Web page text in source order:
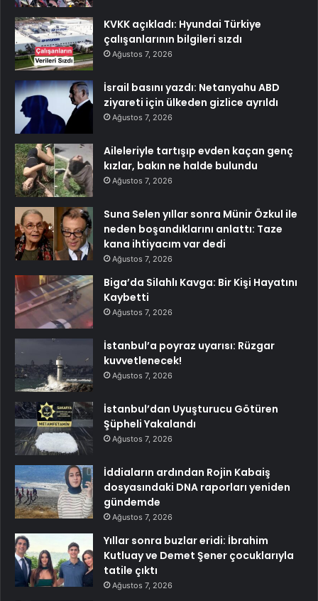
KVKK açıkladı: Hyundai Türkiye
çalışanlarının bilgileri sızdı
Ağustos 7, 2026
İsrail basını yazdı: Netanyahu ABD
ziyareti için ülkeden gizlice ayrıldı
Ağustos 7, 2026
Aileleriyle tartışıp evden kaçan genç
kızlar, bakın ne halde bulundu
Ağustos 7, 2026
Suna Selen yıllar sonra Münir Özkul ile
neden boşandıklarını anlattı: Taze
kana ihtiyacım var dedi
Ağustos 7, 2026
Biga’da Silahlı Kavga: Bir Kişi Hayatını
Kaybetti
Ağustos 7, 2026
İstanbul’a poyraz uyarısı: Rüzgar
kuvvetlenecek!
Ağustos 7, 2026
İstanbul’dan Uyuşturucu Götüren
Şüpheli Yakalandı
Ağustos 7, 2026
İddiaların ardından Rojin Kabaiş
dosyasındaki DNA raporları yeniden
gündemde
Ağustos 7, 2026
Yıllar sonra buzlar eridi: İbrahim
Kutluay ve Demet Şener çocuklarıyla
tatile çıktı
Ağustos 7, 2026